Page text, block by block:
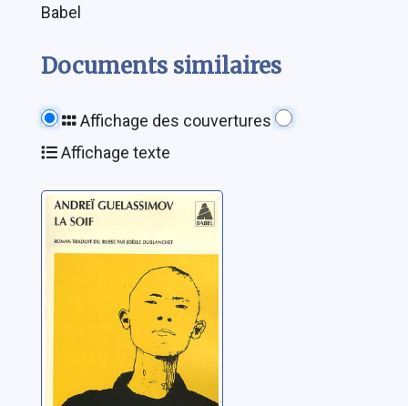
Babel
Documents similaires
Affichage des couvertures
Affichage texte
La soif: roman
Gelasimov, Andrej